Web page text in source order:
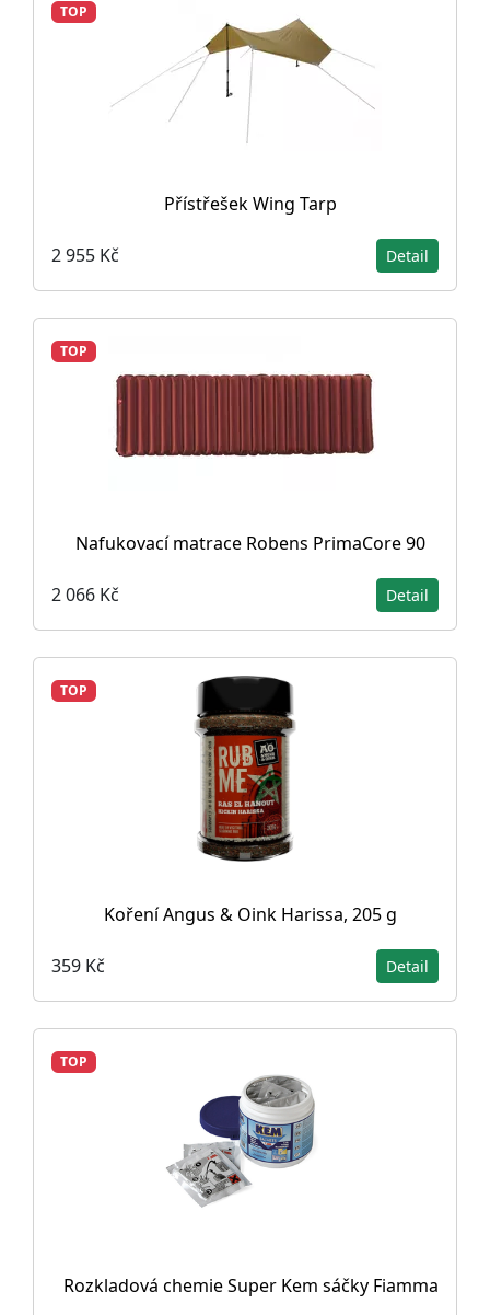
TOP
Přístřešek Wing Tarp
2 955 Kč Detail
TOP
Nafukovací matrace Robens PrimaCore 90
2 066 Kč Detail
TOP
Koření Angus & Oink Harissa, 205 g
359 Kč Detail
TOP
Rozkladová chemie Super Kem sáčky Fiamma